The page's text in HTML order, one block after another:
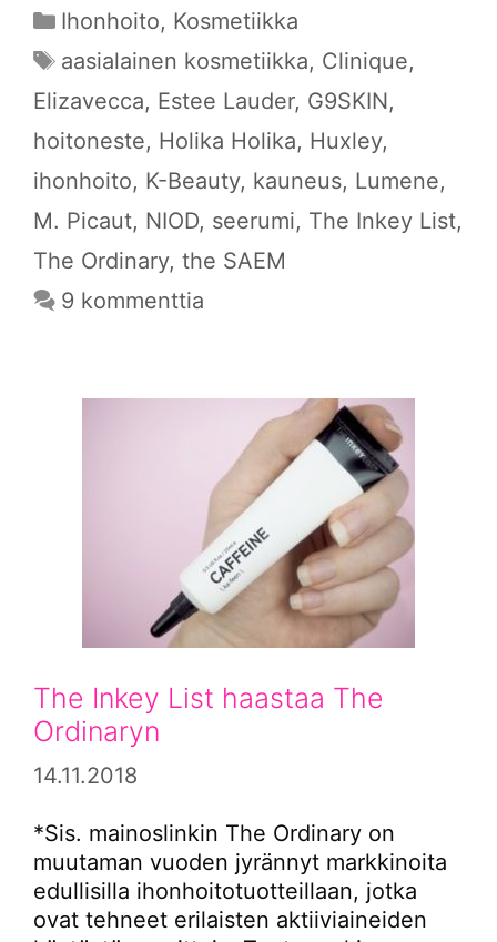
Kategoriat
Ihonhoito, Kosmetiikka
Avainsanat
aasialainen kosmetiikka, Clinique,
Elizavecca, Estee Lauder, G9SKIN,
hoitoneste, Holika Holika, Huxley,
ihonhoito, K-Beauty, kauneus, Lumene,
M. Picaut, NIOD, seerumi, The Inkey List,
The Ordinary, the SAEM
9 kommenttia
The Inkey List haastaa The
Ordinaryn
14.11.2018
*Sis. mainoslinkin The Ordinary on
muutaman vuoden jyrännyt markkinoita
edullisilla ihonhoitotuotteillaan, jotka
ovat tehneet erilaisten aktiiviaineiden